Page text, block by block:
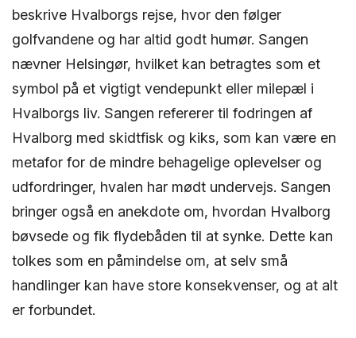
beskrive Hvalborgs rejse, hvor den følger
golfvandene og har altid godt humør. Sangen
nævner Helsingør, hvilket kan betragtes som et
symbol på et vigtigt vendepunkt eller milepæl i
Hvalborgs liv. Sangen refererer til fodringen af
Hvalborg med skidtfisk og kiks, som kan være en
metafor for de mindre behagelige oplevelser og
udfordringer, hvalen har mødt undervejs. Sangen
bringer også en anekdote om, hvordan Hvalborg
bøvsede og fik flydebåden til at synke. Dette kan
tolkes som en påmindelse om, at selv små
handlinger kan have store konsekvenser, og at alt
er forbundet.